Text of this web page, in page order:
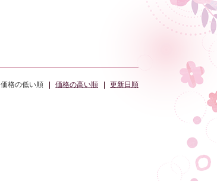
価格の低い順 価格の高い順 更新日順